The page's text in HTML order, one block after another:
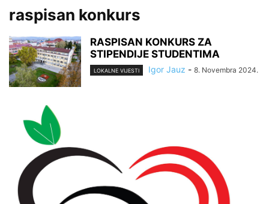
raspisan konkurs
RASPISAN KONKURS ZA
STIPENDIJE STUDENTIMA
LOKALNE VIJESTI Igor Jauz - 8. Novembra 2024.